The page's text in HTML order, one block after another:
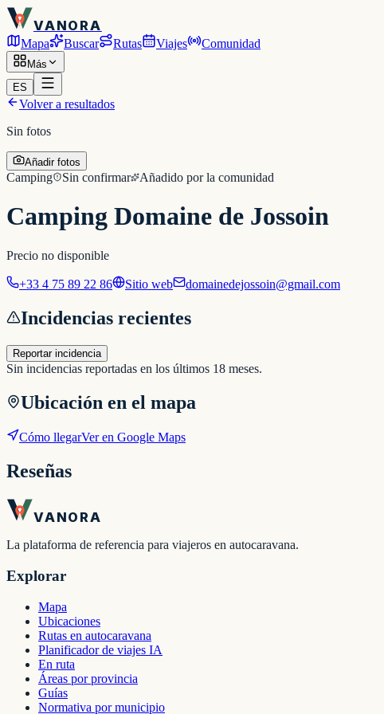
VANORA
Mapa Buscar Rutas Viajes Comunidad
Más
ES
Volver a resultados
Sin fotos
Añadir fotos
Camping Sin confirmar Añadido por la comunidad
Camping Domaine de Jossoin
Precio no disponible
+33 4 75 89 22 86 Sitio web domainedejossoin@gmail.com
Incidencias recientes
Reportar incidencia
Sin incidencias reportadas en los últimos 18 meses.
Ubicación en el mapa
Cómo llegarVer en Google Maps
Reseñas
VANORA
La plataforma de referencia para viajeros en autocaravana.
Explorar
Mapa
Ubicaciones
Rutas en autocaravana
Planificador de viajes IA
En ruta
Áreas por provincia
Guías
Normativa por municipio